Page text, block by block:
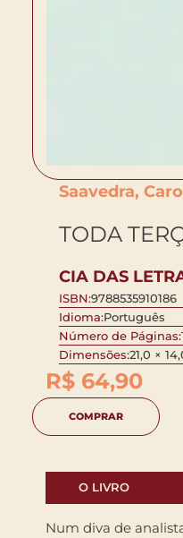
Saavedra,
TODA
CIA DAS
ISBN:9788535910186
Idioma:Português
Número de Páginas:
Dimensões:21,0 ×
R$ 64,90
COMPRAR
O LIVRO
Num diva de